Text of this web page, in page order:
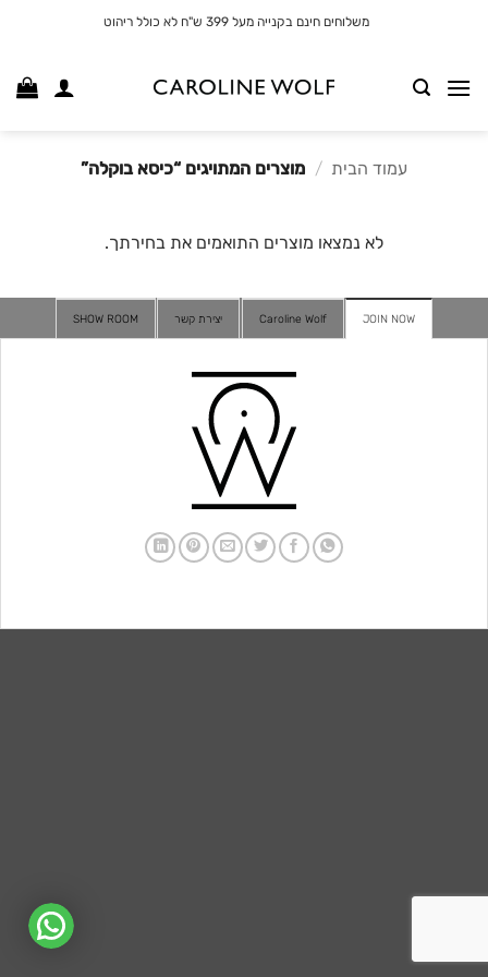
משלוחים חינם בקנייה מעל 399 ש"ח לא כולל ריהוט
עמוד הבית / מוצרים המתויגים “כיסא בוקלה”
לא נמצאו מוצרים התואמים את בחירתך.
JOIN NOW
Caroline Wolf יצירת קשר SHOW ROOM